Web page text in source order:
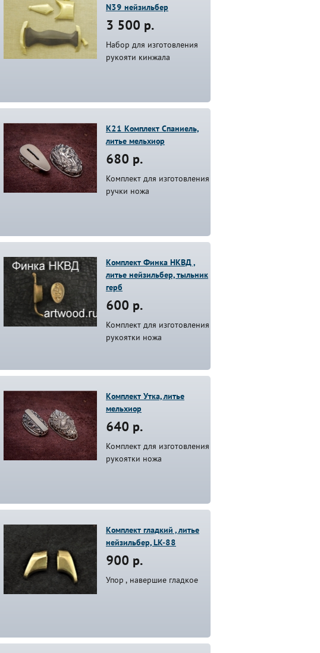
N39 нейзильбер
3 500 р.
Набор для изготовления
рукояти кинжала
К21 Комплект Спаниель,
литье мельхиор
680 р.
Комплект для изготовления
ручки ножа
Комплект Финка НКВД ,
литье нейзильбер, тыльник
герб
600 р.
Комплект для изготовления
рукоятки ножа
Комплект Утка, литье
мельхиор
640 р.
Комплект для изготовления
рукоятки ножа
Комплект гладкий , литье
нейзильбер, LK-88
900 р.
Упор , навершие гладкое